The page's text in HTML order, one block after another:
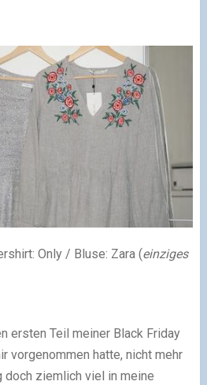
Only / Bluse: Zara (einziges
ersten Teil meiner Black Friday
vorgenommen hatte, nicht mehr
doch ziemlich viel in meine